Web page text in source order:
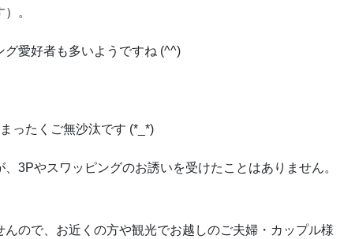
。
愛好者も多いようですね (^^)
ったくご無沙汰です (*_*)
3Pやスワッピングのお誘いを受けたことはありません。
ので、お近くの方や観光でお越しのご夫婦・カップル様